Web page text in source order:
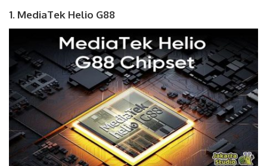
1. MediaTek Helio G88